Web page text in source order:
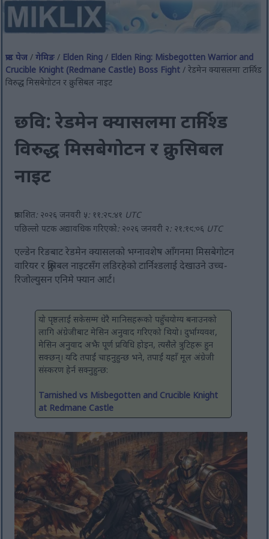
फ्रन्ट पेज/गेमिङ/ Elden Ring/ Elden Ring: Misbegotten Warrior and
Crucible Knight (Redmane Castle) Boss Fight/ रेडमेन क्यासलमा टार्निश्ड
विरुद्ध मिसबेगोटन र क्रुसिबल नाइट
छवि: रेडमेन क्यासलमा टार्निश्ड
विरुद्ध मिसबेगोटन र क्रुसिबल
नाइट
प्रकाशित: २०२६ जनवरी ५: ११:२८:४१ UTC
पछिल्लो पटक अद्यावधिक गरिएको: २०२६ जनवरी २: २१:१९:०६ UTC
एल्डेन रिङबाट रेडमेन क्यासलको भग्नावशेष आँगनमा मिसबेगोटन
वारियर र क्रुसिबल नाइटसँग लडिरहेको टार्निश्डलाई देखाउने उच्च-
रिजोल्युसन एनिमे फ्यान आर्ट।
यो पृष्ठलाई सकेसम्म धेरै मानिसहरूको पहुँचयोग्य बनाउनको
लागि अंग्रेजीबाट मेसिन अनुवाद गरिएको थियो। दुर्भाग्यवश,
मेसिन अनुवाद अझै पूर्ण प्रविधि होइन, त्यसैले त्रुटिहरू हुन
सक्छन्। यदि तपाईं चाहनुहुन्छ भने, तपाईं यहाँ मूल अंग्रेजी
संस्करण हेर्न सक्नुहुन्छ:
Tarnished vs Misbegotten and Crucible Knight
at Redmane Castle